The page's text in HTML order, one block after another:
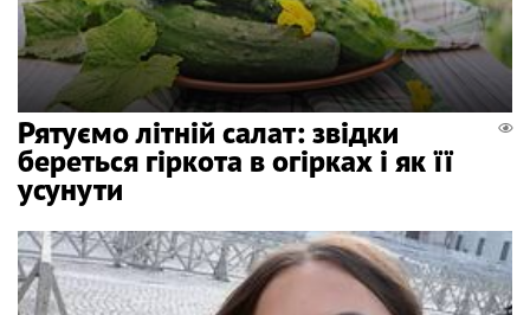
Рятуємо літній салат: звідки
береться гіркота в огірках і як її
усунути